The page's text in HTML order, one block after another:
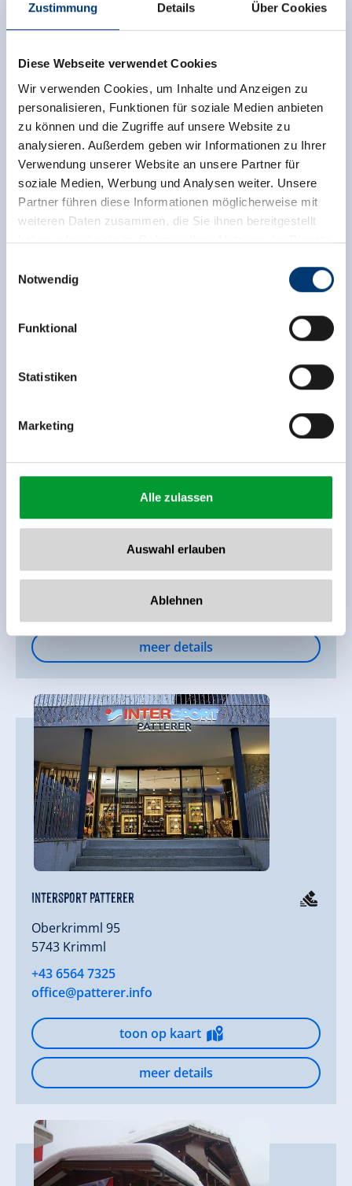
Zustimmung Details Über Cookies
Diese Webseite verwendet Cookies
Wir verwenden Cookies, um Inhalte und Anzeigen zu
personalisieren, Funktionen für soziale Medien anbieten
zu können und die Zugriffe auf unsere Website zu
analysieren. Außerdem geben wir Informationen zu Ihrer
Verwendung unserer Website an unsere Partner für
soziale Medien, Werbung und Analysen weiter. Unsere
Partner führen diese Informationen möglicherweise mit
weiteren Daten zusammen, die Sie ihnen bereitgestellt
haben oder die sie im Rahmen Ihrer Nutzung der Dienste
Rohr 23// A-6280 Zell am Ziller
www.zillertalarena.com
Notwendig
Funktional
Statistiken
Marketing
Alle zulassen
Auswahl erlauben
Ablehnen
5743 Krimml
+43 6564 8349
office@patterer.info
toon op kaart
meer details
5743 Krimml
office@patterer.info
toon op kaart
meer details
Intersport Patterer
Oberkrimml 95
5743 Krimml
+43 6564 7325
office@patterer.info
toon op kaart
meer details